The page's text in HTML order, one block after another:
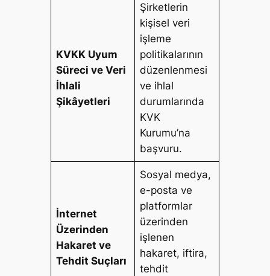
KVKK Uyum
Süreci ve Veri
İhlali
Şikâyetleri
Şirketlerin
kişisel veri
işleme
politikalarının
düzenlenmesi
ve ihlal
durumlarında
KVK
Kurumu’na
başvuru.
İnternet
Üzerinden
Hakaret ve
Tehdit Suçları
Sosyal medya,
e-posta ve
platformlar
üzerinden
işlenen
hakaret, iftira,
tehdit